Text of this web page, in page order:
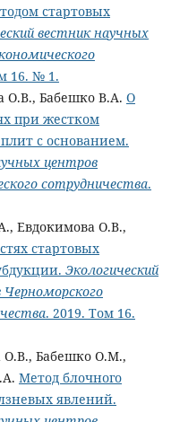
стартовых
вестник научных
16. № 1.
О.В., Бабешко В.А. О
при жестком
с основанием.
центров
сотрудничества.
Евдокимова О.В.,
стартовых
Экологический
. 2019. Том 16.
О.В., Бабешко О.М.,
Mетод блочного
явлений.